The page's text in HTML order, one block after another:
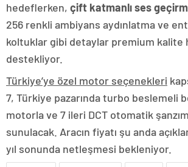
hedeflerken, çift katmanlı ses
256 renkli ambiyans aydınlatma ve
koltuklar gibi detaylar premium kalite
destekliyor.
Türkiye’ye özel motor seçenekleri
7, Türkiye pazarında turbo beslemeli
motorla ve 7 ileri DCT otomatik
sunulacak. Aracın fiyatı şu anda
yıl sonunda netleşmesi bekleniyor.